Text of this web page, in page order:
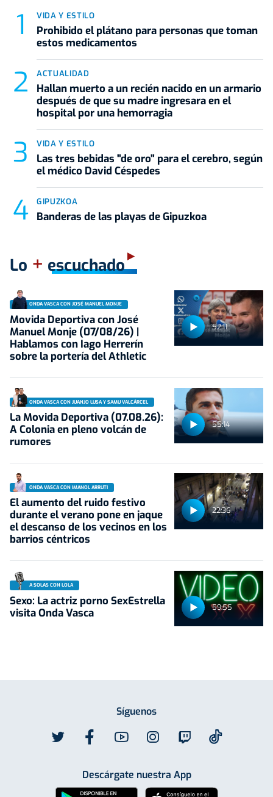
VIDA Y ESTILO
Prohibido el plátano para personas que toman
estos medicamentos
ACTUALIDAD
Hallan muerto a un recién nacido en un armario
después de que su madre ingresara en el
hospital por una hemorragia
VIDA Y ESTILO
Las tres bebidas "de oro" para el cerebro, según
el médico David Céspedes
GIPUZKOA
Banderas de las playas de Gipuzkoa
Lo + escuchado
52:11
ONDA VASCA CON JOSÉ MANUEL MONJE
Movida Deportiva con José
Manuel Monje (07/08/26) |
Hablamos con Iago Herrerín
sobre la portería del Athletic
55:14
ONDA VASCA CON JUANJO LUSA Y SAMU VALCÁRCEL
La Movida Deportiva (07.08.26):
A Colonia en pleno volcán de
rumores
22:36
ONDA VASCA CON IMANOL ARRUTI
El aumento del ruido festivo
durante el verano pone en jaque
el descanso de los vecinos en los
barrios céntricos
59:55
A SOLAS CON LOLA
Sexo: La actriz porno SexEstrella
visita Onda Vasca
Síguenos
Descárgate nuestra App